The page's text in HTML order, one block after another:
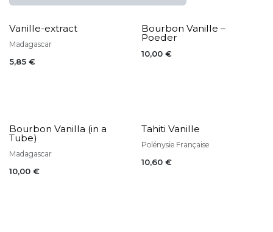
Vanille-extract
Madagascar
5,85 €
Bourbon Vanille –
Poeder
10,00€
Bourbon Vanilla (in a
Tube)
Madagascar
10,00 €
Tahiti Vanille
Polénysie Française
10,60€